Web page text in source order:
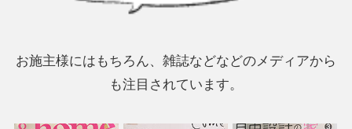
お施主様にはもちろん、雑誌などなどのメディアから
も注目されています。